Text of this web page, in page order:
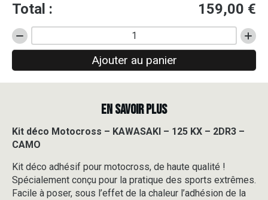
Total : 159,00 €
quantité
de
Motocross
125
KX
2DR3
-
CAMO
Ajouter au panier
EN SAVOIR PLUS
Kit déco Motocross – KAWASAKI – 125 KX – 2DR3 –
CAMO
Kit déco adhésif pour motocross, de haute qualité !
Spécialement conçu pour la pratique des sports extrêmes.
Facile à poser, sous l’effet de la chaleur l’adhésion de la